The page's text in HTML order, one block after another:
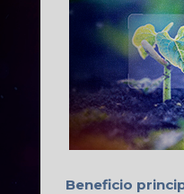
Beneficio